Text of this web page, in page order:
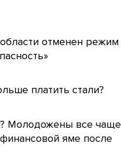
отменен режим
платить стали?
Молодожены все чаще
яме после